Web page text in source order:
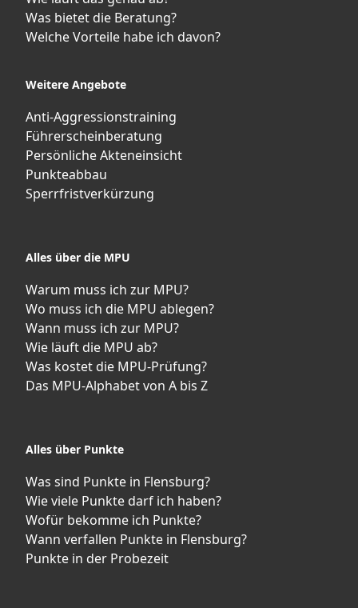
Was bietet die Beratung?
Welche Vorteile habe ich davon?
Weitere Angebote
Anti-Aggressionstraining
Führerscheinberatung
Persönliche Akteneinsicht
Punkteabbau
Sperrfristverkürzung
Alles über die MPU
Warum muss ich zur MPU?
Wo muss ich die MPU ablegen?
Wann muss ich zur MPU?
Wie läuft die MPU ab?
Was kostet die MPU-Prüfung?
Das MPU-Alphabet von A bis Z
Alles über Punkte
Was sind Punkte in Flensburg?
Wie viele Punkte darf ich haben?
Wofür bekomme ich Punkte?
Wann verfallen Punkte in Flensburg?
Punkte in der Probezeit